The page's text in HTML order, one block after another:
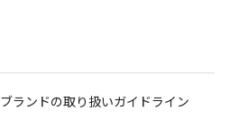
ブランドの取り扱いガイドライン